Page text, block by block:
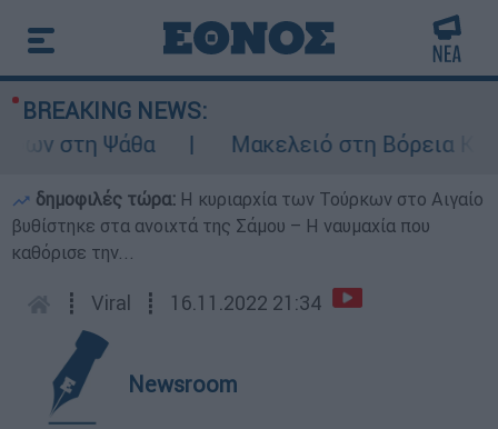
BREAKING NEWS:
στη Ψάθα
Μακελειό στη Βόρεια
δημοφιλές τώρα: Η κυριαρχία των Τούρκων στο Αιγαίο
βυθίστηκε στα ανοιχτά της Σάμου – Η ναυμαχία που
καθόρισε την...
┋ Viral ┋ 16.11.2022 21:34
Newsroom